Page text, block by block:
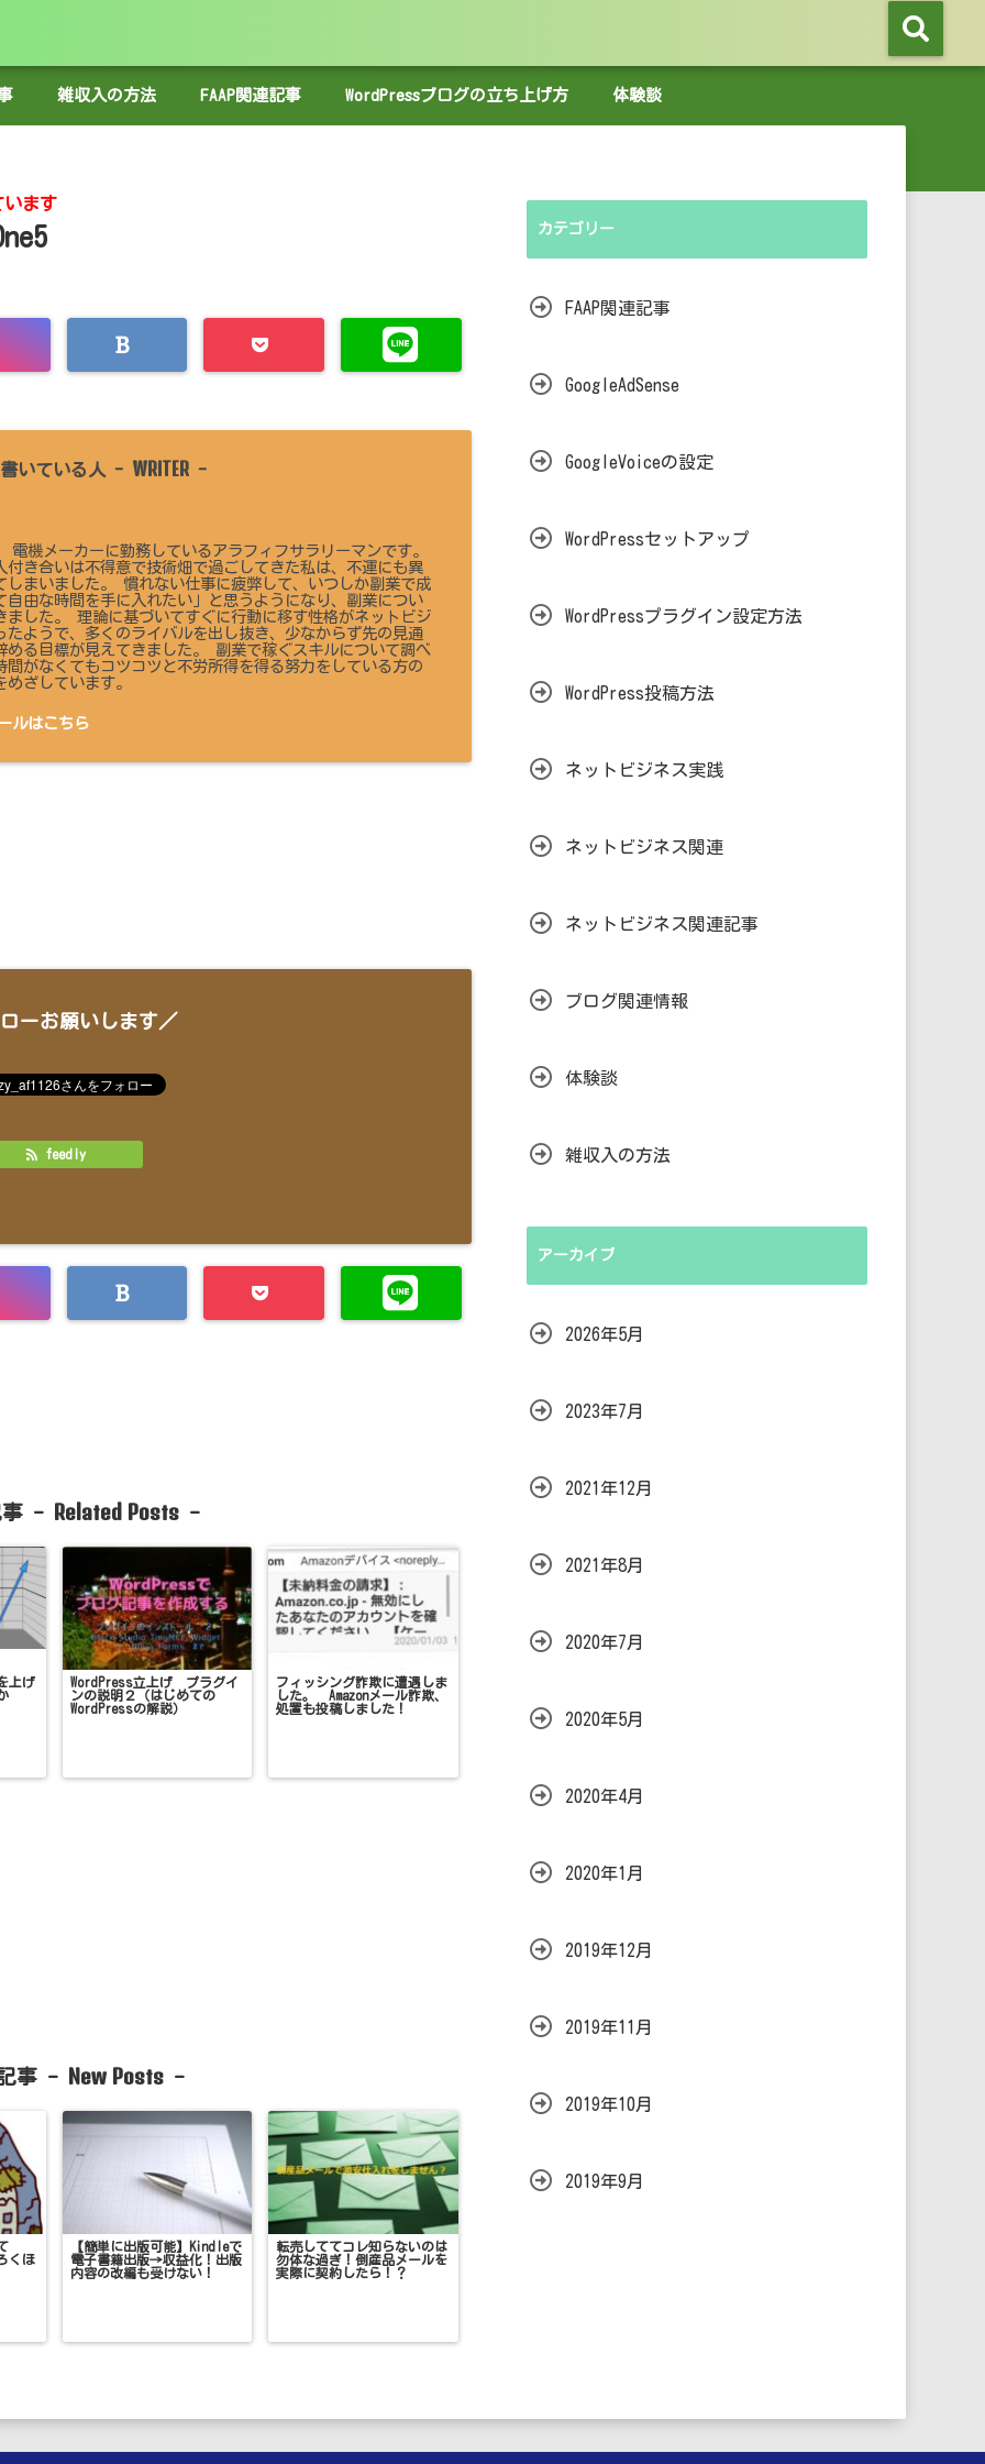
雑収入の方法 FAAP関連記事 WordPressブログの立ち上げ方 体験談
ます
いている人 - WRITER -
機メーカーに勤務しているアラフィフサラリーマンです。
付き合いは不得意で技術畑で過ごしてきた私は、不運にも異
しまいました。 慣れない仕事に疲弊して、いつしか副業で成
自由な時間を手に入れたい」と思うようになり、副業につい
ました。 理論に基づいてすぐに行動に移す性格がネットビジ
たようで、多くのライバルを出し抜き、少なからず先の見通
める目標が見えてきました。 副業で稼ぐスキルについて調べ
間がなくてもコツコツと不労所得を得る努力をしている方の
ざしています。
ルはこちら
ーお願いします／
feedly
- Related Posts-
上げ
WordPress立上げ プラグイ
ンの説明２（はじめての
WordPressの解説）
フィッシング詐欺に遭遇しま
した。 Amazonメール詐欺、
処置も投稿しました！
事 - New Posts -
くほ
【簡単に出版可能】Kindleで
電子書籍出版→収益化！出版
内容の改編も受けない！
転売しててコレ知らないのは
勿体な過ぎ！倒産品メールを
実際に契約したら！？
カテゴリー
FAAP関連記事
GoogleAdSense
GoogleVoiceの設定
WordPressセットアップ
WordPressプラグイン設定方法
WordPress投稿方法
ネットビジネス実践
ネットビジネス関連
ネットビジネス関連記事
ブログ関連情報
体験談
雑収入の方法
アーカイブ
2026年5月
2023年7月
2021年12月
2021年8月
2020年7月
2020年5月
2020年4月
2020年1月
2019年12月
2019年11月
2019年10月
2019年9月